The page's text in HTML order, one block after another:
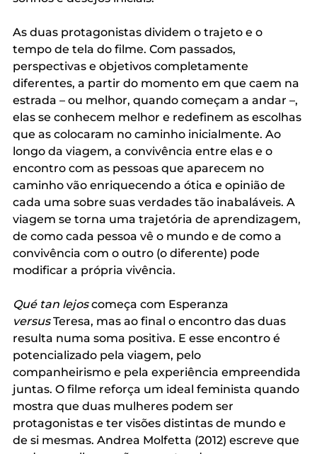
As duas protagonistas dividem o trajeto e o
tempo de tela do filme. Com passados,
perspectivas e objetivos completamente
diferentes, a partir do momento em que caem na
estrada – ou melhor, quando começam a andar –,
elas se conhecem melhor e redefinem as escolhas
que as colocaram no caminho inicialmente. Ao
longo da viagem, a convivência entre elas e o
encontro com as pessoas que aparecem no
caminho vão enriquecendo a ótica e opinião de
cada uma sobre suas verdades tão inabaláveis. A
viagem se torna uma trajetória de aprendizagem,
de como cada pessoa vê o mundo e de como a
convivência com o outro (o diferente) pode
modificar a própria vivência.
Qué tan lejos começa com Esperanza
versus Teresa, mas ao final o encontro das duas
resulta numa soma positiva. E esse encontro é
potencializado pela viagem, pelo
companheirismo e pela experiência empreendida
juntas. O filme reforça um ideal feminista quando
mostra que duas mulheres podem ser
protagonistas e ter visões distintas de mundo e
de si mesmas. Andrea Molfetta (2012) escreve que